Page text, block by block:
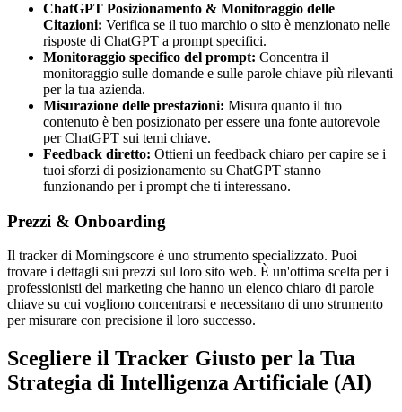
ChatGPT Posizionamento & Monitoraggio delle
Citazioni: Verifica se il tuo marchio o sito è menzionato nelle
risposte di ChatGPT a prompt specifici.
Monitoraggio specifico del prompt: Concentra il
monitoraggio sulle domande e sulle parole chiave più rilevanti
per la tua azienda.
Misurazione delle prestazioni: Misura quanto il tuo
contenuto è ben posizionato per essere una fonte autorevole
per ChatGPT sui temi chiave.
Feedback diretto: Ottieni un feedback chiaro per capire se i
tuoi sforzi di posizionamento su ChatGPT stanno
funzionando per i prompt che ti interessano.
Prezzi & Onboarding
Il tracker di Morningscore è uno strumento specializzato. Puoi
trovare i dettagli sui prezzi sul loro sito web. È un'ottima scelta per i
professionisti del marketing che hanno un elenco chiaro di parole
chiave su cui vogliono concentrarsi e necessitano di uno strumento
per misurare con precisione il loro successo.
Scegliere il Tracker Giusto per la Tua
Strategia di Intelligenza Artificiale (AI)